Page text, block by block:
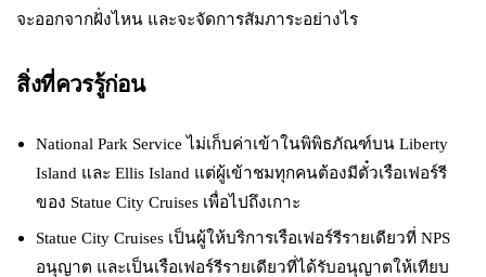
จะออกจากฝั่งไหน และจะจัดการสัมภาระอย่างไร
สิ่งที่ควรรู้ก่อน
National Park Service ไม่เก็บค่าเข้าในพิพิธภัณฑ์บน Liberty
Island และ Ellis Island แต่ผู้เข้าชมทุกคนต้องมีตั๋วเรือเฟอร์รี
ของ Statue City Cruises เพื่อไปถึงเกาะ
Statue City Cruises เป็นผู้ให้บริการเรือเฟอร์รีรายเดียวที่ NPS
อนุญาต และเป็นเรือเฟอร์รีรายเดียวที่ได้รับอนุญาตให้เทียบ